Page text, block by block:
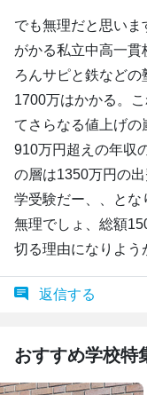
でも無理だと思い
がかる私立中高一貫
ろんサピと鉄などの
1700万はかかる。
てさらなる値上げの
910万円超えの年収
の層は1350万円の
学受験だー、、とな
無理でしょ、総額
切る理由になりよう
返信する
おすすめ学校特